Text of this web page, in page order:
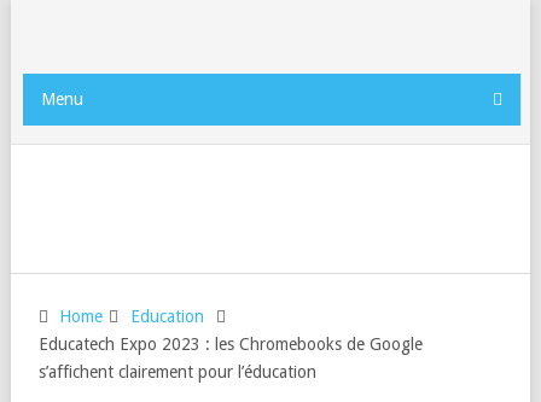
Menu
Home
Education
Educatech Expo 2023 : les Chromebooks de Google
s’affichent clairement pour l’éducation